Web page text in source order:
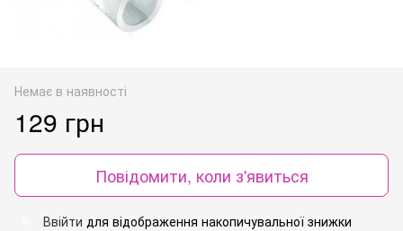
Немає в наявності
129 грн
Повідомити, коли з'явиться
Ввійти для відображення накопичувальної знижки